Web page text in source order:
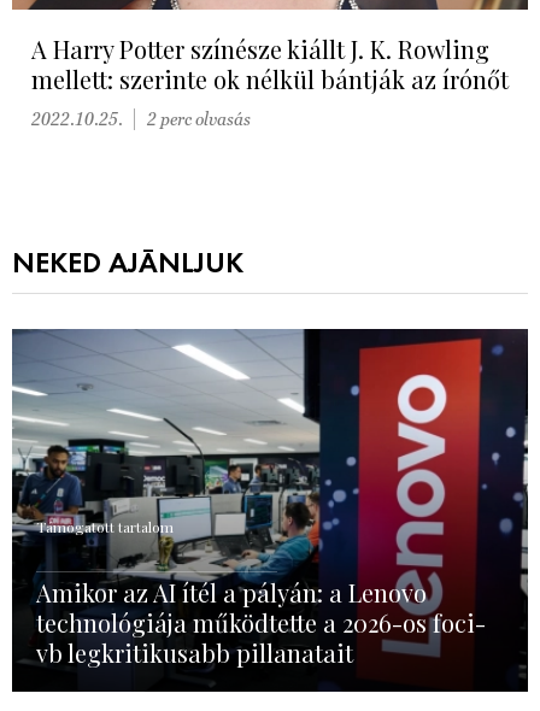
A Harry Potter színésze kiállt J. K. Rowling
mellett: szerinte ok nélkül bántják az írónőt
2022.10.25. 2 perc olvasás
NEKED AJÁNLJUK
Támogatott tartalom
Amikor az AI ítél a pályán: a Lenovo
technológiája működtette a 2026-os foci-
vb legkritikusabb pillanatait